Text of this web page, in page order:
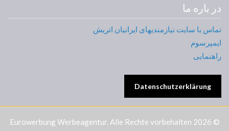
در باره ما
تماس با سایت نیازمندیهای ایرانیان اتریش
ایمپرسوم
راهنمایی
Datenschutzerklärung
© 2026
Eurowerbung Werbeagentur. Alle Rechte vorbehalten